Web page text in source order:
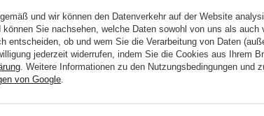
und
Oil - Reinigender
Make-up-Entferner
mit Ginseng -
210ml
und wir können den Datenverkehr auf der Website
Sie nachsehen, welche Daten sowohl von uns als auch
entscheiden, ob und wem Sie die Verarbeitung von Daten
jederzeit widerrufen, indem Sie die Cookies aus Ihrem
. Weitere Informationen zu den Nutzungsbedingungen und
von Google.